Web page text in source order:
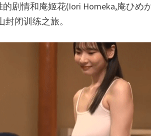
剧情和庵姬花(Iori Homeka,庵ひ
闭训练之旅。